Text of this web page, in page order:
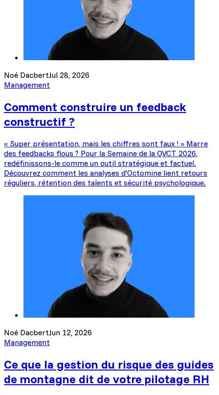
Noé DacbertJul 28, 2026
Management
Comment construire un feedback
constructif ?
« Super présentation, mais les chiffres sont faux ! » Marre
des feedbacks flous ? Pour la Semaine de la QVCT 2026,
redéfinissons-le comme un outil stratégique et factuel.
Découvrez comment les analyses d'Octomine lient retours
réguliers, rétention des talents et sécurité psychologique.
Noé DacbertJun 12, 2026
Management
Ce que la gestion du risque des guides
de montagne dit de votre pilotage RH